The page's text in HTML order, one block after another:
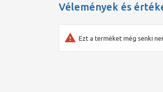
Vélemények és
Ezt a terméket még senki